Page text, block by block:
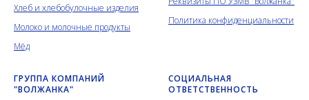
Хлеб и хлебобулочные изделия
Молоко и молочные продукты
Мёд
Политика конфиденциальности
ГРУППА КОМПАНИЙ
"ВОЛЖАНКА"
СОЦИАЛЬНАЯ
ОТВЕТСТВЕННОСТЬ